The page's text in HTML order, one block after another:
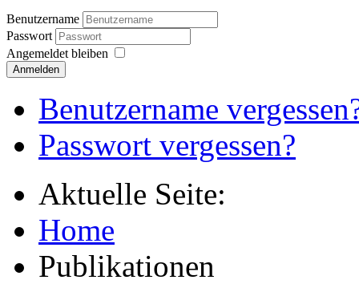
Benutzername
Passwort
Angemeldet bleiben
Anmelden
Benutzername
Passwort vergessen?
Aktuelle Seite:
Home
Publikationen